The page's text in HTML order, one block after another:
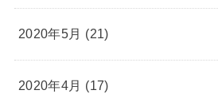
2020年5月 (21)
2020年4月 (17)